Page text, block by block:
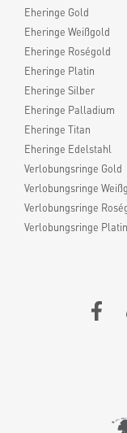
Eheringe Gold
Eheringe Weißgold
Eheringe Roségold
Eheringe Platin
Eheringe Silber
Eheringe Palladium
Eheringe Titan
Eheringe Edelstahl
Verlobungsringe Gold
Verlobungsringe
Verlobungsringe
Verlobungsringe Platin